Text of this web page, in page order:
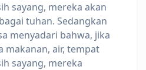
sayang, mereka akan
tuhan. Sedangkan
menyadari bahwa, jika
makanan, air, tempat
sayang, mereka